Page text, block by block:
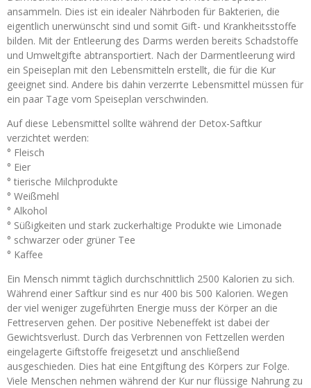
ansammeln. Dies ist ein idealer Nährboden für Bakterien, die
eigentlich unerwünscht sind und somit Gift- und Krankheitsstoffe
bilden. Mit der Entleerung des Darms werden bereits Schadstoffe
und Umweltgifte abtransportiert. Nach der Darmentleerung wird
ein Speiseplan mit den Lebensmitteln erstellt, die für die Kur
geeignet sind. Andere bis dahin verzerrte Lebensmittel müssen für
ein paar Tage vom Speiseplan verschwinden.
Auf diese Lebensmittel sollte während der Detox-Saftkur
verzichtet werden:
° Fleisch
° Eier
° tierische Milchprodukte
° Weißmehl
° Alkohol
° Süßigkeiten und stark zuckerhaltige Produkte wie Limonade
° schwarzer oder grüner Tee
° Kaffee
Ein Mensch nimmt täglich durchschnittlich 2500 Kalorien zu sich.
Während einer Saftkur sind es nur 400 bis 500 Kalorien. Wegen
der viel weniger zugeführten Energie muss der Körper an die
Fettreserven gehen. Der positive Nebeneffekt ist dabei der
Gewichtsverlust. Durch das Verbrennen von Fettzellen werden
eingelagerte Giftstoffe freigesetzt und anschließend
ausgeschieden. Dies hat eine Entgiftung des Körpers zur Folge.
Viele Menschen nehmen während der Kur nur flüssige Nahrung zu